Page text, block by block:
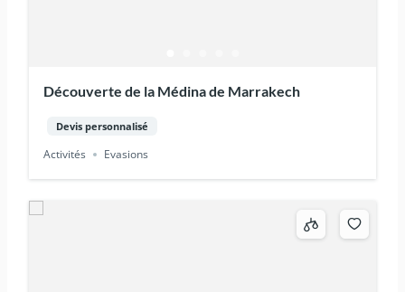
Découverte de la Médina de Marrakech
Devis personnalisé
Activités Evasions